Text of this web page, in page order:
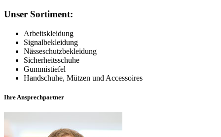
Unser Sortiment:
Arbeitskleidung
Signalbekleidung
Nässeschutzbekleidung
Sicherheitsschuhe
Gummistiefel
Handschuhe, Mützen und Accessoires
Ihre Ansprechpartner